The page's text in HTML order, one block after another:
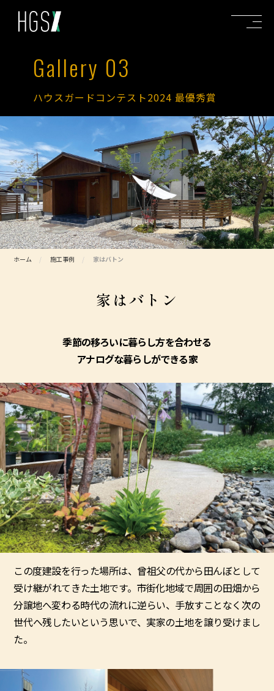
Gallery 03
ハウスガードコンテスト2024 最優秀賞
ホーム 施工事例 家はバトン
家はバトン
季節の移ろいに暮らし方を合わせる
アナログな暮らしができる家
この度建設を行った場所は、曾祖父の代から田んぼとして
受け継がれてきた土地です。市街化地域で周囲の田畑から
分譲地へ変わる時代の流れに逆らい、手放すことなく次の
世代へ残したいという思いで、実家の土地を譲り受けまし
た。